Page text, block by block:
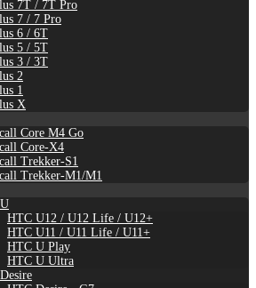
7T / 7T Pro
7 / 7 Pro
6 / 6T
5 / 5T
3 / 3T
2
1
X
Core M4 Go
Core-X4
Trekker-S1
Trekker-M1/M1
HTC U12 / U12 Life / U12+
HTC U11 / U11 Life / U11+
HTC U Play
HTC U Ultra